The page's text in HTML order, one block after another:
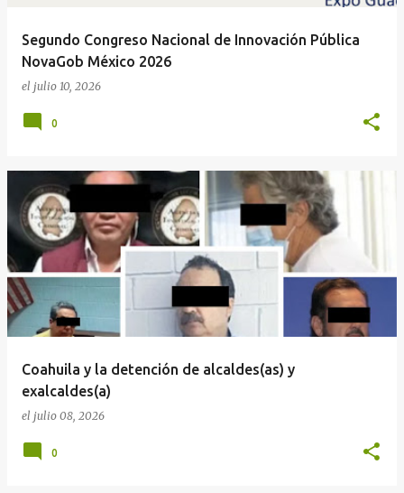
Segundo Congreso Nacional de Innovación Pública
NovaGob México 2026
el julio 10, 2026
0
Coahuila y la detención de alcaldes(as) y
exalcaldes(a)
el julio 08, 2026
0